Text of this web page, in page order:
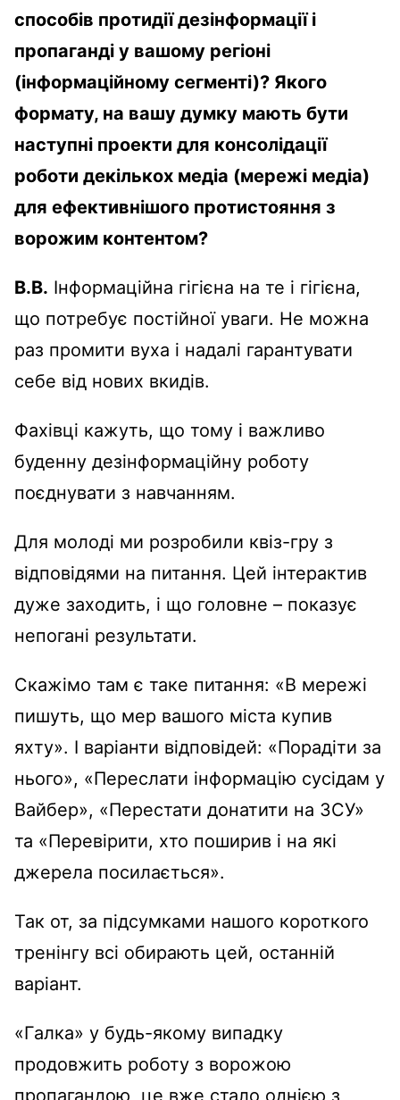
способів протидії дезінформації і
пропаганді у вашому регіоні
(інформаційному сегменті)? Якого
формату, на вашу думку мають бути
наступні проекти для консолідації
роботи декількох медіа (мережі медіа)
для ефективнішого протистояння з
ворожим контентом?
В.В. Інформаційна гігієна на те і гігієна,
що потребує постійної уваги. Не можна
раз промити вуха і надалі гарантувати
себе від нових вкидів.
Фахівці кажуть, що тому і важливо
буденну дезінформаційну роботу
поєднувати з навчанням.
Для молоді ми розробили квіз-гру з
відповідями на питання. Цей інтерактив
дуже заходить, і що головне – показує
непогані результати.
Скажімо там є таке питання: «В мережі
пишуть, що мер вашого міста купив
яхту». І варіанти відповідей: «Порадіти за
нього», «Переслати інформацію сусідам у
Вайбер», «Перестати донатити на ЗСУ»
та «Перевірити, хто поширив і на які
джерела посилається».
Так от, за підсумками нашого короткого
тренінгу всі обирають цей, останній
варіант.
«Галка» у будь-якому випадку
продовжить роботу з ворожою
пропагандою, це вже стало однією з